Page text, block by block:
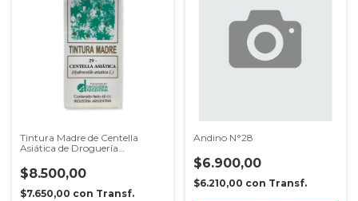
Tintura Madre de Centella
Asiática de Droguería
$8.500,00
$7.650,00 con Transf.
Andino N°28
$6.900,00
$6.210,00 con Transf.